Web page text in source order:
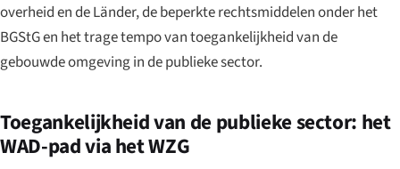
overheid en de Länder, de beperkte rechtsmiddelen onder het
BGStG en het trage tempo van toegankelijkheid van de
gebouwde omgeving in de publieke sector.
Toegankelijkheid van de publieke sector: het
WAD-pad via het WZG